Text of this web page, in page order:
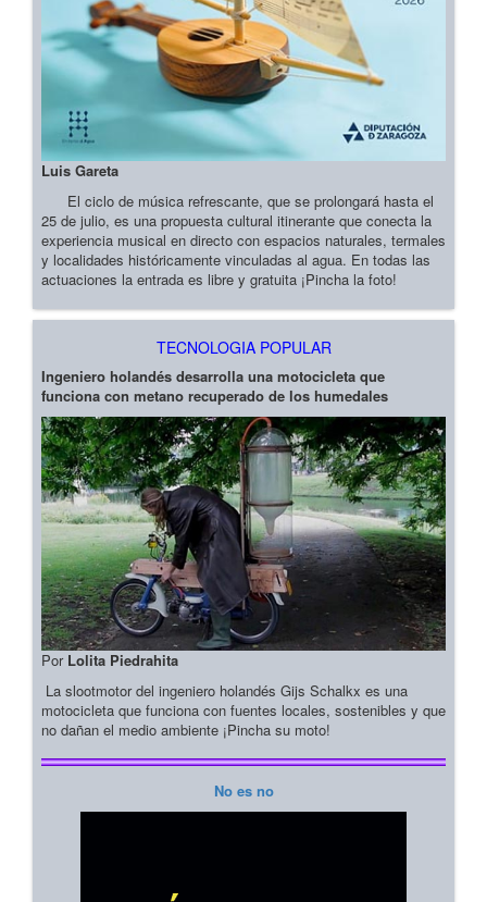
Luis Gareta
El ciclo de música refrescante, que se prolongará hasta el
25 de julio, es una propuesta cultural itinerante que conecta la
experiencia musical en directo con espacios naturales, termales
y localidades históricamente vinculadas al agua. En todas las
actuaciones la entrada es libre y gratuita ¡Pincha la foto!
TECNOLOGIA POPULAR
Ingeniero holandés desarrolla una motocicleta que
funciona con metano recuperado de los humedales
Por Lolita Piedrahita
La slootmotor del ingeniero holandés Gijs Schalkx es una
motocicleta que funciona con fuentes locales, sostenibles y que
no dañan el medio ambiente ¡Pincha su moto!
No es no